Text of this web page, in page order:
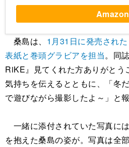
Amazon
桑島は、 1月31日に発売され
表紙と巻頭グラビアを担当。同
RiKE』見てくれた方ありがとう
気持ちを伝えるとともに、「冬
で遊びながら撮影したよ～」と報
一緒に添付されていた写真に
を抱えた桑島の姿が。写真は全